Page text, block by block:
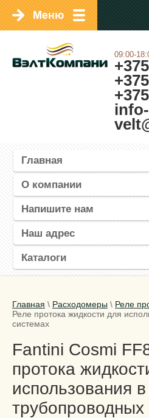
09:00-
info-
Главная
О компании
Напишите нам
Наш адрес
Каталоги
Главная \ Расходомеры \ Реле
Реле протока жидкости для
системах
Fantini Cosmi
протока
использования в
трубопроводных